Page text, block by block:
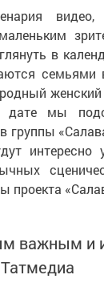
в
семьями
женский
мы
группы
интересно
проекта
важным и
Татмедиа